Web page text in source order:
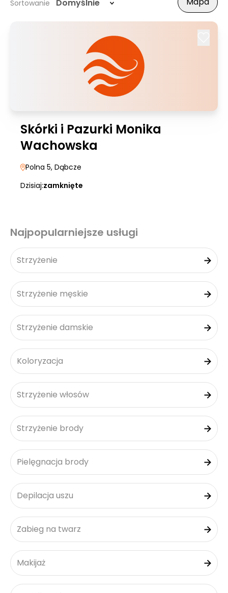
Sortowanie Domyślnie
Skórki i Pazurki Monika
Wachowska
Polna 5, Dąbcze
Dzisiaj:zamknięte
Najpopularniejsze usługi
Strzyżenie
Strzyżenie męskie
Strzyżenie damskie
Koloryzacja
Strzyżenie włosów
Strzyżenie brody
Pielęgnacja brody
Depilacja uszu
Zabieg na twarz
Makijaż